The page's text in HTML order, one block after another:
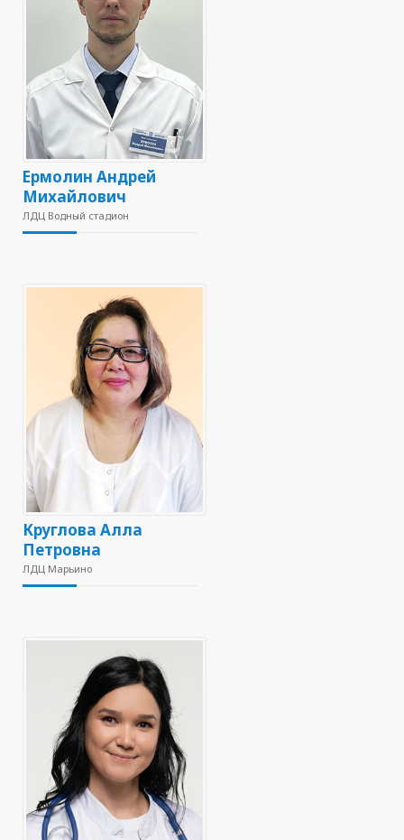
Ермолин Андрей
Михайлович
ЛДЦ Водный стадион
Круглова Алла
Петровна
ЛДЦ Марьино